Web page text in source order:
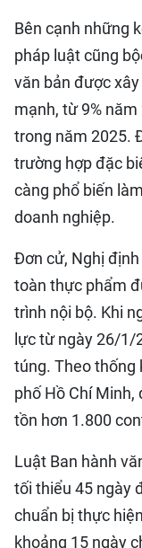
Bên cạnh những
pháp luật cũng
văn bản được
mạnh, từ 9%
trong năm 2025.
trường hợp đặc
càng phổ biến
doanh nghiệp.
Đơn cử, Nghị
toàn thực phẩm
trình nội bộ. Khi
lực từ ngày 26/1/
túng. Theo thống
phố Hồ Chí
tồn hơn 1.800
Luật Ban hành
tối thiểu 45 ngày
chuẩn bị thực
khoảng 15 ngày